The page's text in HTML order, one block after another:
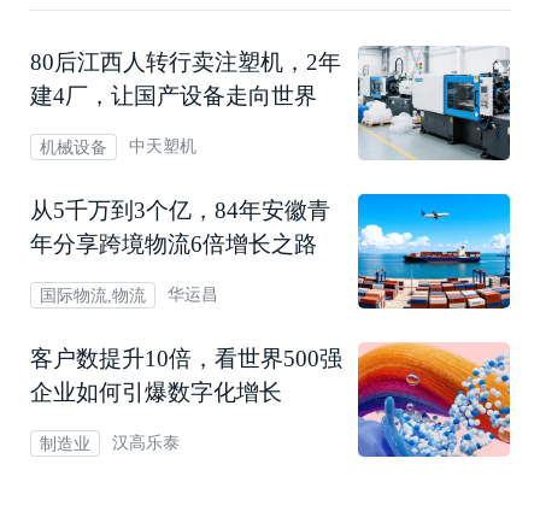
80后江西人转行卖注塑机，2年
建4厂，让国产设备走向世界
机械设备 中天塑机
从5千万到3个亿，84年安徽青
年分享跨境物流6倍增长之路
国际物流,物流 华运昌
客户数提升10倍，看世界500强
企业如何引爆数字化增长
制造业 汉高乐泰